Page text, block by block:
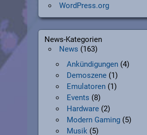
WordPress.org
News-Kategorien
News (163)
Ankündigungen (4)
Demoszene (1)
Emulatoren (1)
Events (8)
Hardware (2)
Modern Gaming (5)
Musik (5)